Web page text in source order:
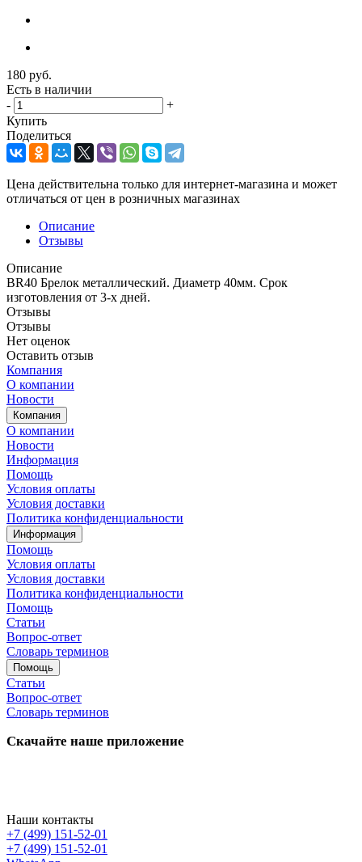
180 руб.
Есть в наличии
-
+
Купить
Поделиться
Цена действительна только для интернет-магазина и может
отличаться от цен в розничных магазинах
Описание
Отзывы
Описание
BR40 Брелок металлический. Диаметр 40мм. Срок
изготовления от 3-х дней.
Отзывы
Отзывы
Нет оценок
Оставить отзыв
Компания
О компании
Новости
Компания
О компании
Новости
Информация
Помощь
Условия оплаты
Условия доставки
Политика конфиденциальности
Информация
Помощь
Условия оплаты
Условия доставки
Политика конфиденциальности
Помощь
Статьи
Вопрос-ответ
Словарь терминов
Помощь
Статьи
Вопрос-ответ
Словарь терминов
Скачайте наше приложение
Наши контакты
+7 (499) 151-52-01
+7 (499) 151-52-01